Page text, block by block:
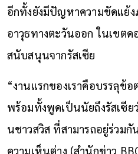
อีกทั้งยังมีปัญหาความขัดแย้
อาวุธทางตะวันออก ในเขต
สนับสนุนจากรัสเซีย
“งานแรกของเราคือบรรลุข้
พร้อมทั้งพูดเป็นนัยถึงรัสเซีย
นชาวสวิส ที่สามารถอยู่ร่วม
ความเห็นต่าง (สำนักข่าว